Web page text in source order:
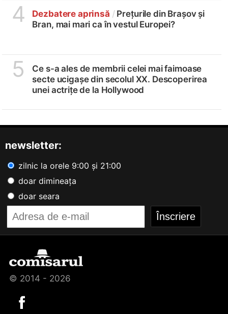
4 Dezbatere aprinsă /Prețurile din Brașov și
Bran, mai mari ca în vestul Europei?
5
Ce s-a ales de membrii celei mai faimoase
secte ucigașe din secolul XX. Descoperirea
unei actrițe de la Hollywood
newsletter:
zilnic la orele 9:00 și 21:00
doar dimineața
doar seara
© 2014 - 2026